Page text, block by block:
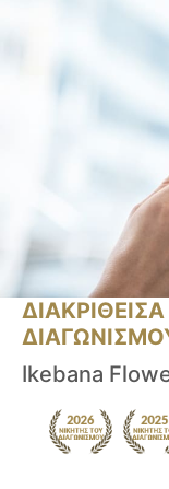
ΔΙΑΓΩΝΙΣΜΟΥ
Ikebana